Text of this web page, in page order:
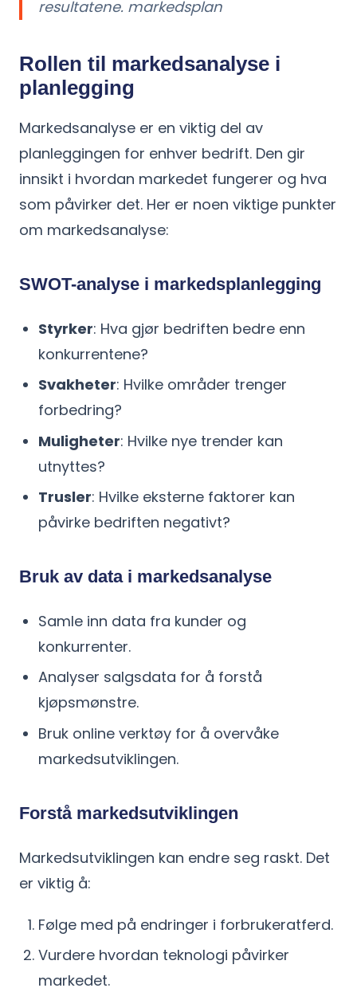
resultatene. markedsplan
Rollen til markedsanalyse i
planlegging
Markedsanalyse er en viktig del av
planleggingen for enhver bedrift. Den gir
innsikt i hvordan markedet fungerer og hva
som påvirker det. Her er noen viktige punkter
om markedsanalyse:
SWOT-analyse i markedsplanlegging
Styrker: Hva gjør bedriften bedre enn
konkurrentene?
Svakheter: Hvilke områder trenger
forbedring?
Muligheter: Hvilke nye trender kan
utnyttes?
Trusler: Hvilke eksterne faktorer kan
påvirke bedriften negativt?
Bruk av data i markedsanalyse
Samle inn data fra kunder og
konkurrenter.
Analyser salgsdata for å forstå
kjøpsmønstre.
Bruk online verktøy for å overvåke
markedsutviklingen.
Forstå markedsutviklingen
Markedsutviklingen kan endre seg raskt. Det
er viktig å:
Følge med på endringer i forbrukeratferd.
Vurdere hvordan teknologi påvirker
markedet.